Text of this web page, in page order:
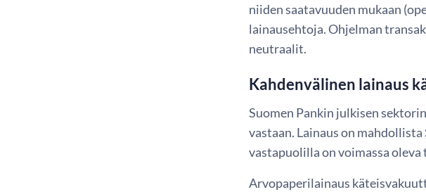
niiden saatavuuden mukaan
lainausehtoja. Ohjelman
neutraalit.
Kahdenvälinen lainaus
Suomen Pankin julkisen
vastaan. Lainaus on
vastapuolilla on voimassa oleva
Arvopaperilainaus